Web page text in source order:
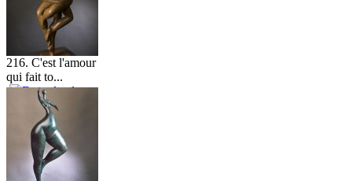
216. C'est l'amour
qui fait to...